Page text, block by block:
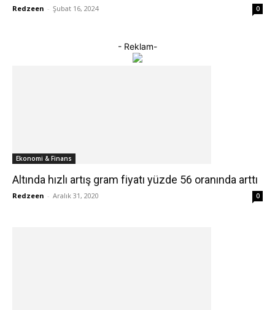
Redzeen - Şubat 16, 2024 0
- Reklam-
Ekonomi & Finans
Altında hızlı artış gram fiyatı yüzde 56 oranında arttı
Redzeen - Aralık 31, 2020 0